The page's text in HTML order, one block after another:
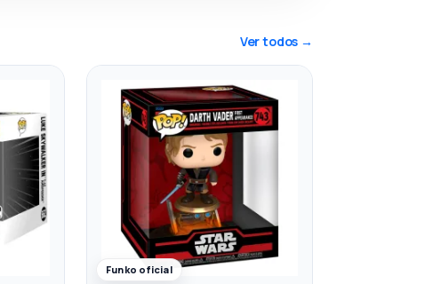
Ver todos →
Funko oficial